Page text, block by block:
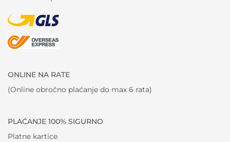
ONLINE NA RATE
(Online obročno plaćanje do max 6 rata)
PLAĆANJE 100% SIGURNO
Platne kartice